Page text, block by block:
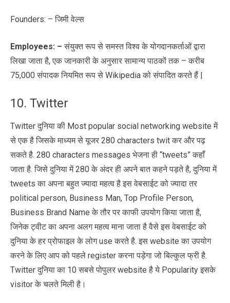
Founders: – जिमी वेल्स
Employees: – संयुक्त रूप से समस्त विश्व के योगदानकर्ताओं द्वारा
लिखा जाता है, एक जानकारी के अनुसार सामान्य पाठकों तक – करीब
75,000 संपादक नियमित रूप से Wikipedia को संपादित करते हैं |
10. Twitter
Twitter दुनिया की Most popular social networking website में
से एक है जिसके माध्यम से यूजर 280 characters twit कर और पढ़
सकते है. 280 characters messages भेजना ही “tweets” कहाँ
जाता है. जिसे दुनिया में 280 के अंदर ही अपने बात कहने पड़ते है, दुनिया में
tweets का अपना बहुत ज्यादा महत्व है इस वेबसाईट को ज्यादा तर
political person, Business Man, Top Profile Person,
Business Brand Name के तौर पर काफी उपयोग किया जाता है,
जिनेक ट्वीट का अपना अलग महत्व माना जाता है वैसे इस वेबसाईट को
दुनिया के हर प्रोफाइल के लोग use करते है. इस website का उपयोग
करने के लिए आप को पहले register करना पड़ेगा जो बिल्कुल फ्री है.
Twitter दुनिया का 10 सबसे पोपुलर website है ये Popularity इसके
visitor के चलते मिली है।